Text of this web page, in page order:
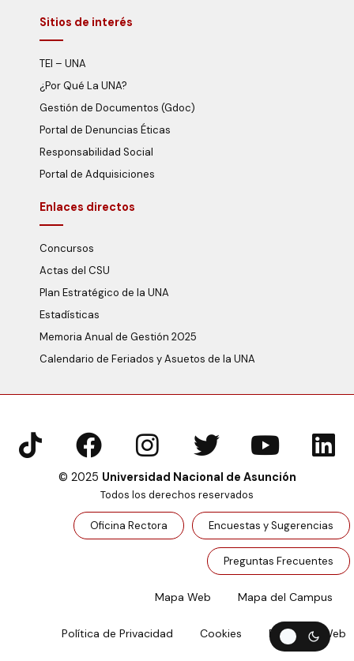
Sitios de interés
TEI – UNA
¿Por Qué La UNA?
Gestión de Documentos (Gdoc)
Portal de Denuncias Éticas
Responsabilidad Social
Portal de Adquisiciones
Enlaces directos
Concursos
Actas del CSU
Plan Estratégico de la UNA
Estadísticas
Memoria Anual de Gestión 2025
Calendario de Feriados y Asuetos de la UNA
© 2025 Universidad Nacional de Asunción
Todos los derechos reservados
Oficina Rectora Encuestas y Sugerencias
Preguntas Frecuentes
Mapa Web Mapa del Campus
Política de Privacidad Cookies Feedback Web